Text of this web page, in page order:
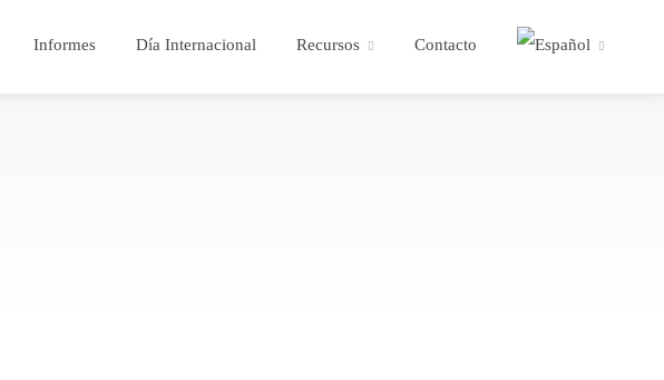
Informes Día Internacional Recursos Contacto